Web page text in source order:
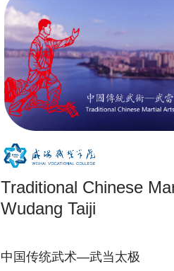
Traditional Chinese
Wudang Taiji
中国传统武术—武当太极